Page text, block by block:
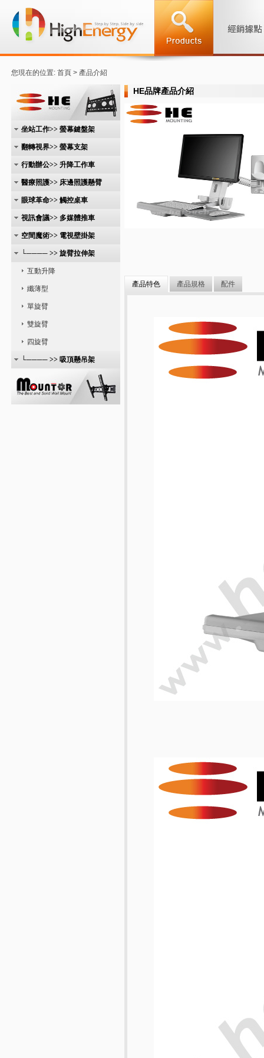
您現在的位置: 首頁 > 產品介紹
坐站工作>> 螢幕鍵盤架
翻轉視界>> 螢幕支架
行動辦公>> 升降工作車
醫療照護>> 床邊照護懸臂
眼球革命>> 觸控桌車
視訊會議>> 多媒體推車
空間魔術>> 電視壁掛架
└──── >> 旋臂拉伸架
互動升降
纖薄型
單旋臂
雙旋臂
四旋臂
└──── >> 吸頂懸吊架
HE品牌產品介紹
產品特色 產品規格 配件